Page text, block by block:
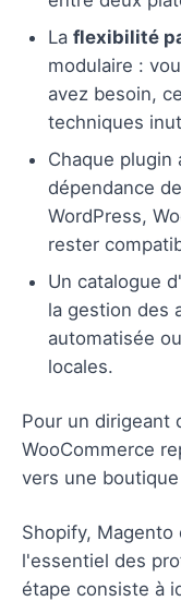
La flexibilité
modulaire :
avez besoin,
techniques
Chaque
dépendance
WordPress,
rester
Un catalogue
la gestion des
automatisée
locales.
Pour un dirigeant
WooCommerce
vers une
Shopify,
l'essentiel des
étape consiste à